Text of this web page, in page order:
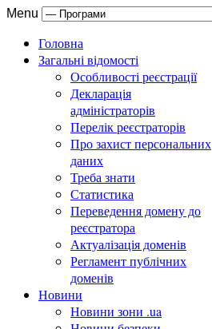
Menu
Головна
Загальні відомості
Особливості реєстрації
Декларація
адміністраторів
Перелік реєстраторів
Про захист персональних
даних
Треба знати
Статистика
Переведення домену до
реєстратора
Актуалізація доменів
Регламент публічних
доменів
Новини
Новини зони .ua